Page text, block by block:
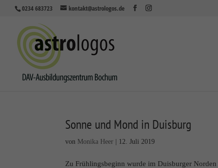
0234 683723 kontakt@astrologos.de
Sonne und Mond in Duisburg
von Monika Heer 12. Juli 2019
Zu Frühlingsbeginn wurde im Duisburger